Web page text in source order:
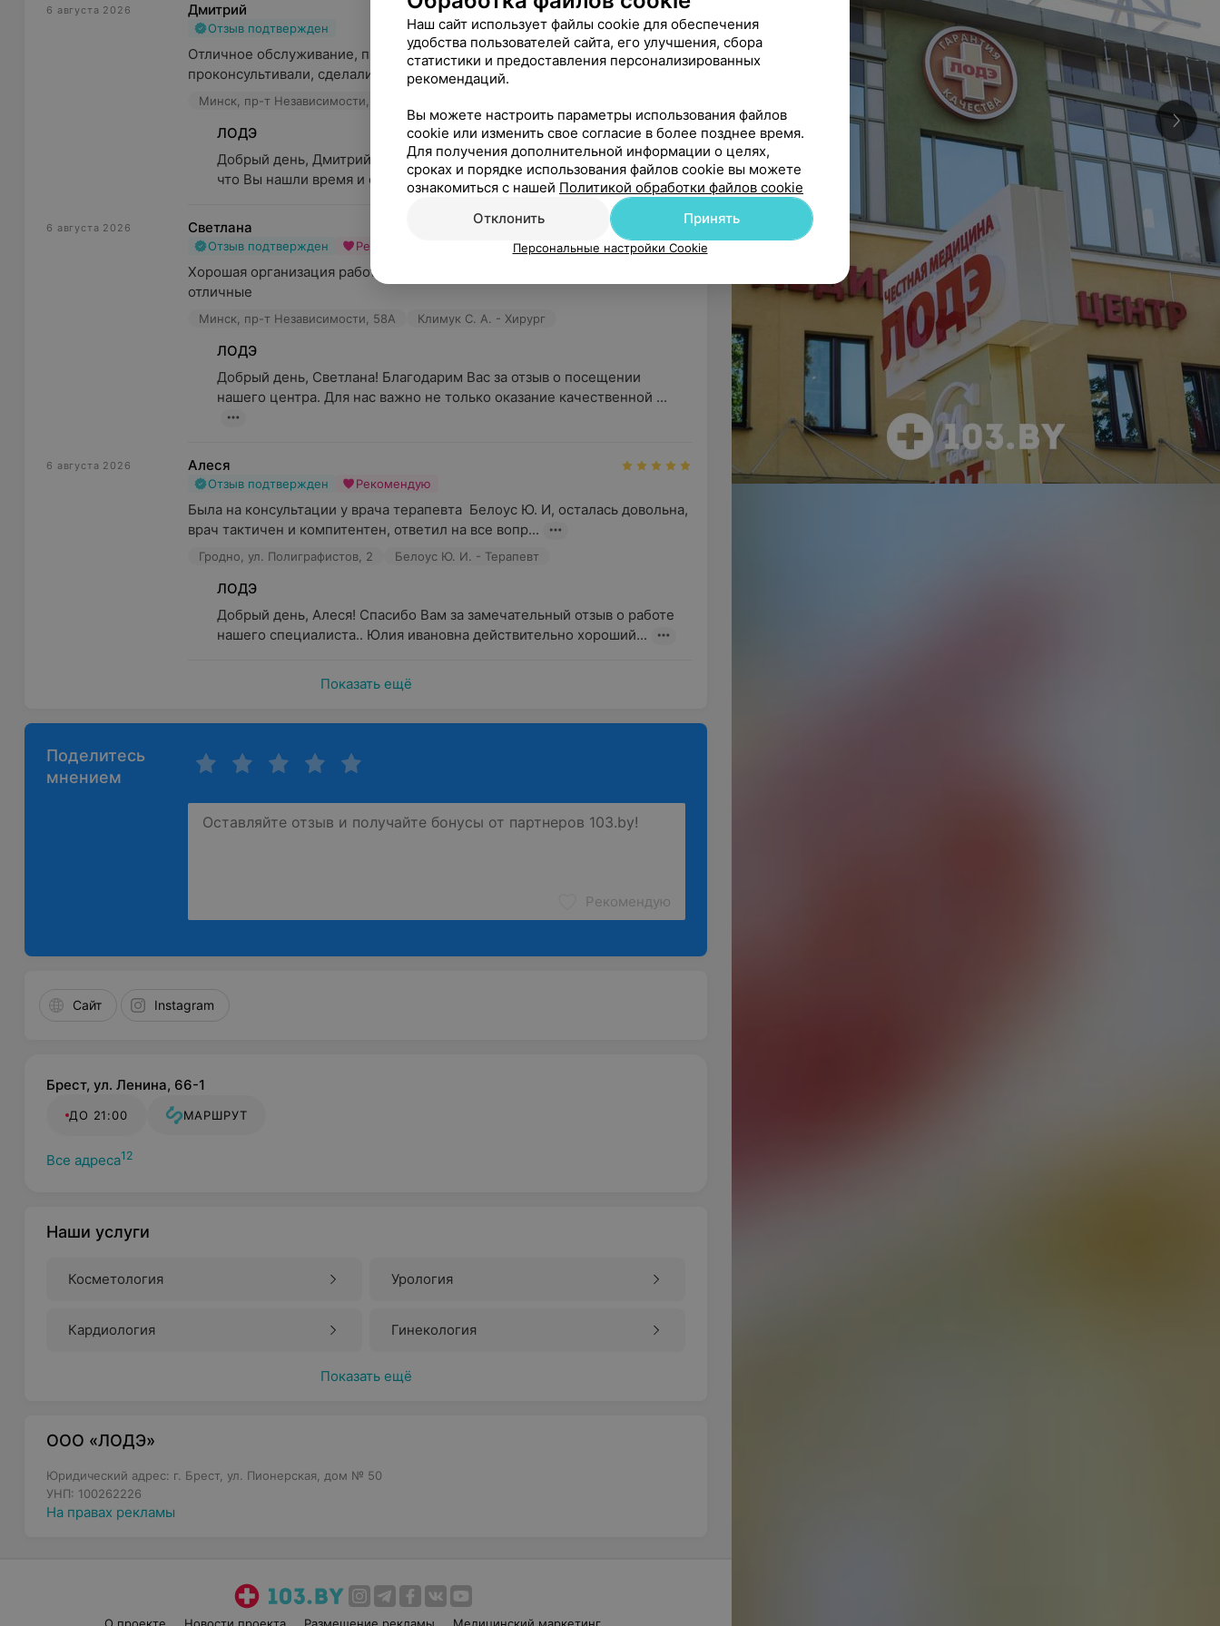
6 августа 2026 Дмитрий
Отзыв подтвержден
Отличное обслуживание, профессиональные врачи. За один визит
проконсультивали, сделали снимки, УЗИ и решили проблему с к...
Минск, пр-т Независимости, 58А
ЛОДЭ
Добрый день, Дмитрий! Выражаем Вам свою признательность за то,
что Вы нашли время и оставили отзыв о работе наших специа...
6 августа 2026 Светлана
Отзыв подтвержден Рекомендую
Хорошая организация работы, очень чисто и комфортно, специалисты
отличные
Минск, пр-т Независимости, 58А Климук С. А. - Хирург
ЛОДЭ
Добрый день, Светлана! Благодарим Вас за отзыв о посещении
нашего центра. Для нас важно не только оказание качественной ...
6 августа 2026 Алеся
Отзыв подтвержден Рекомендую
Была на консультации у врача терапевта  Белоус Ю. И, осталась довольна,
врач тактичен и компитентен, ответил на все вопр...
Гродно, ул. Полиграфистов, 2 Белоус Ю. И. - Терапевт
ЛОДЭ
Добрый день, Алеся! Спасибо Вам за замечательный отзыв о работе
нашего специалиста.. Юлия ивановна действительно хороший...
Показать ещё
Поделитесь
мнением
Рекомендую
Сайт Instagram
Брест, ул. Ленина, 66-1
ДО 21:00 МАРШРУТ
Все адреса12
Наши услуги
Косметология Урология
Кардиология Гинекология
Показать ещё
ООО «ЛОДЭ»
Юридический адрес: г. Брест, ул. Пионерская, дом № 50
УНП: 100262226
На правах рекламы
Наш сайт использует файлы cookie для обеспечения
удобства пользователей сайта, его улучшения, сбора
статистики и предоставления персонализированных
рекомендаций.
Вы можете настроить параметры использования файлов
cookie или изменить свое согласие в более позднее время.
Для получения дополнительной информации о целях,
сроках и порядке использования файлов cookie вы можете
ознакомиться с нашей Политикой обработки файлов cookie
Отклонить
Принять
Персональные настройки Cookie